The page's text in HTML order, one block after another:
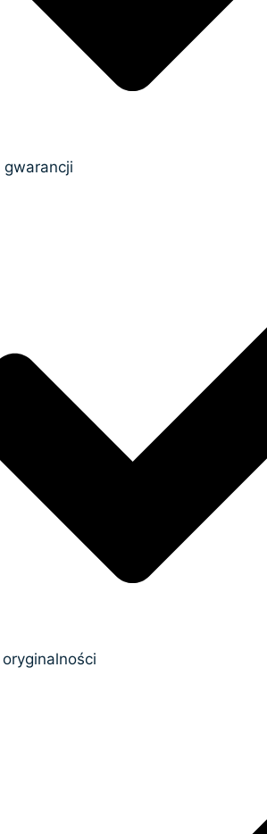
gwarancji
oryginalności